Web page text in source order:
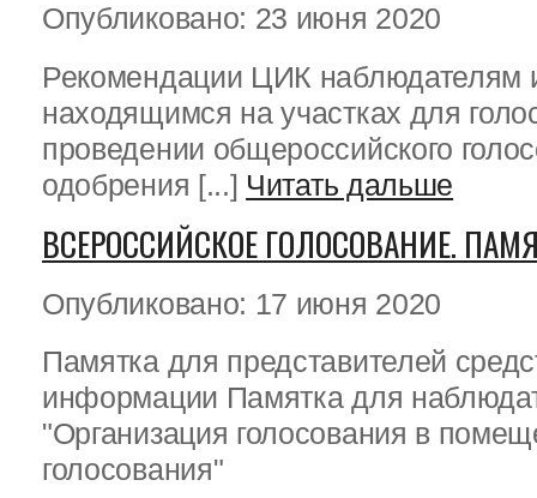
Опубликовано: 23 июня 2020
Рекомендации ЦИК наблюдателям
находящимся на участках для
проведении общероссийского
одобрения [...] Читать дальше
ВСЕРОССИЙСКОЕ ГОЛОСОВАНИЕ.
Опубликовано: 17 июня 2020
Памятка для представителей
информации Памятка для
"Организация голосования в
голосования"